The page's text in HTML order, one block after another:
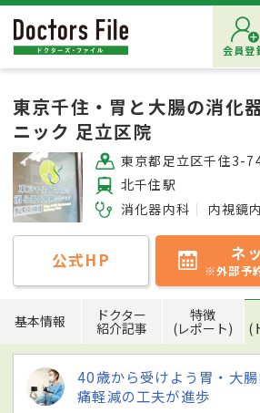
会員登
東京千住・胃と大腸の消化
ニック 足立区院
東京都足立区千住3-74
北千住駅
消化器内科
内視鏡
公式HP ネ
※外部予
基本情報 ドクター
紹介記事
特徴
(レポート) (
40歳から受けよう胃・大
痛軽減の工夫が進歩